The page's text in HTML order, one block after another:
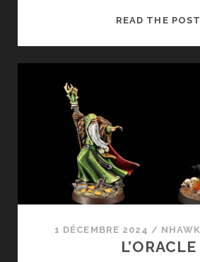
READ THE POST
1 DÉCEMBRE 2024 / NHAWK
L’ORACLE